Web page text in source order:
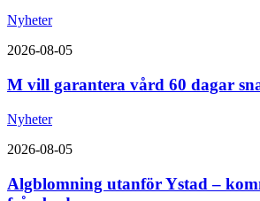
Nyheter
2026-08-05
M vill garantera vård 60 dagar
Nyheter
2026-08-05
Algblomning utanför Ystad –